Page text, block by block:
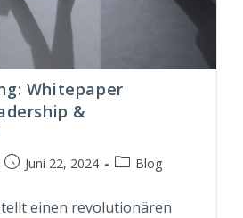
Whitepaper
&
BeitragJuni 22, 2024
Beitrags-
Blog
einen revolutionären